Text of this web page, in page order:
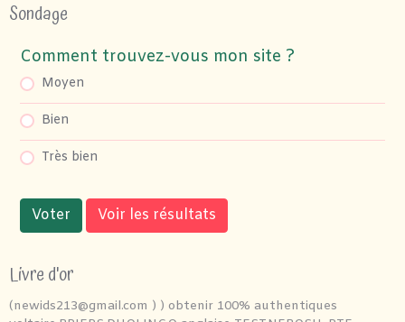
Sondage
Comment trouvez-vous mon site ?
Moyen
Bien
Très bien
Voter Voir les résultats
Livre d'or
(newids213@gmail.com ) ) obtenir 100% authentiques